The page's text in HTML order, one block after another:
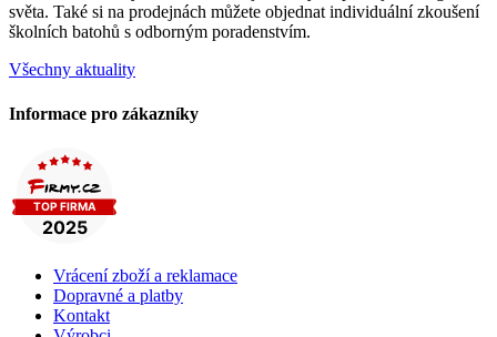
světa. Také si na prodejnách můžete objednat individuální zkoušení
školních batohů s odborným poradenstvím.
Všechny aktuality
Informace pro zákazníky
Vrácení zboží a reklamace
Dopravné a platby
Kontakt